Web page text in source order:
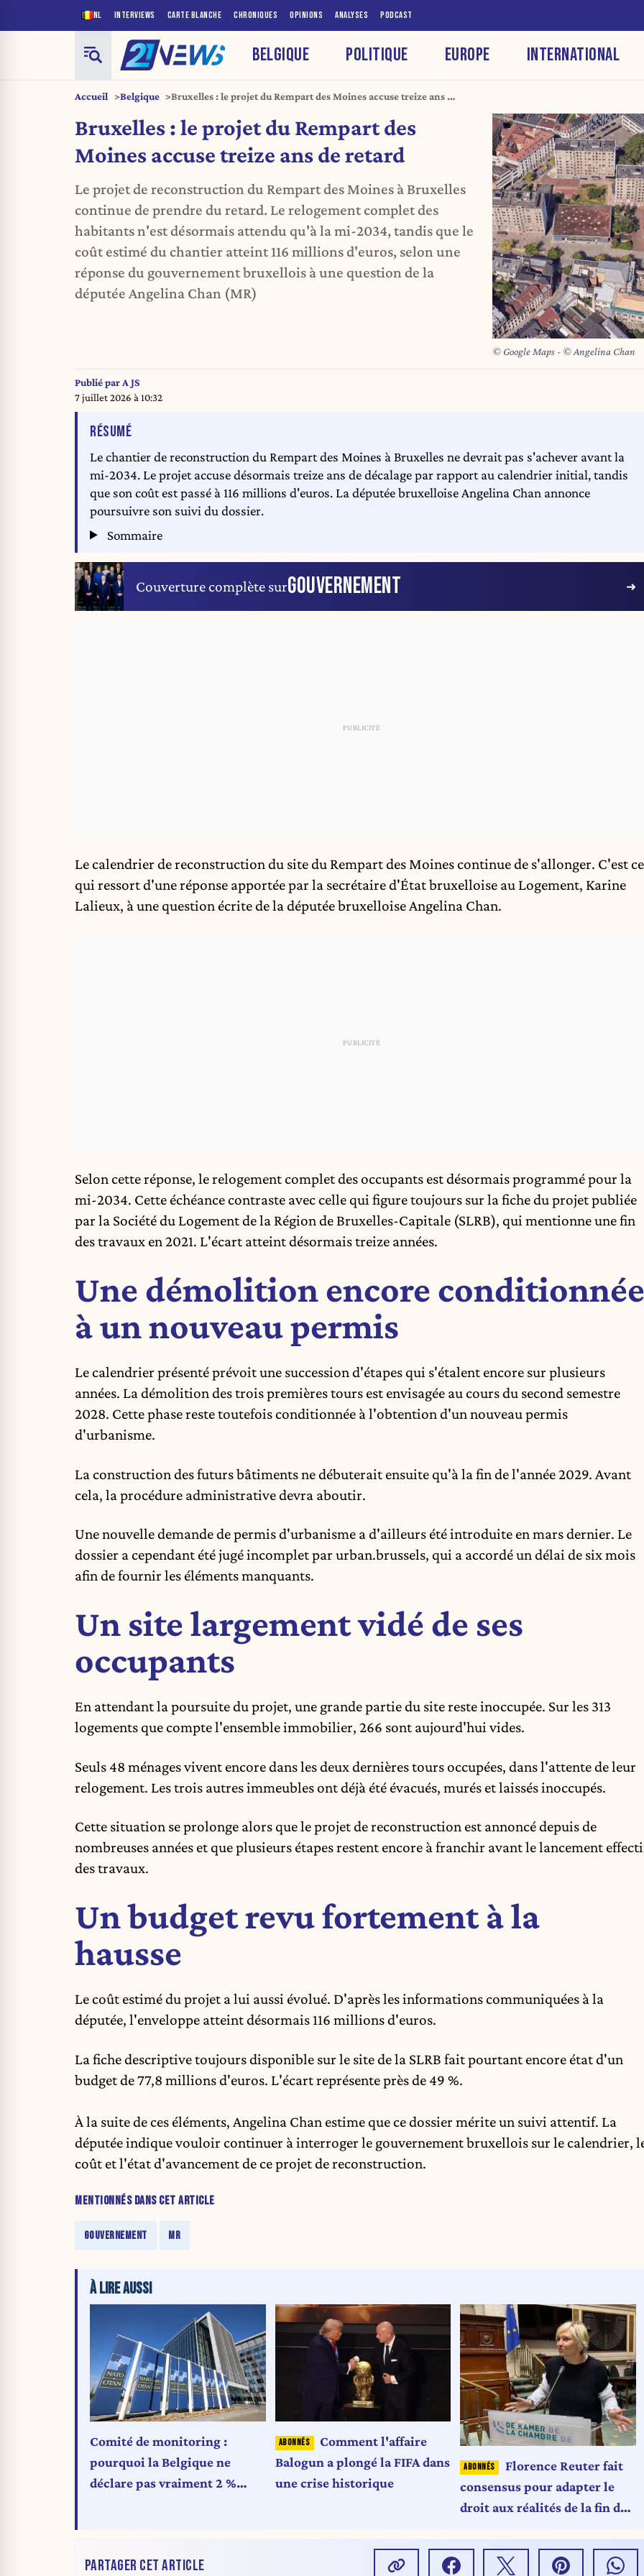
NL INTERVIEWS CARTE BLANCHE CHRONIQUES OPINIONS ANALYSES PODCAST
BELGIQUE POLITIQUE EUROPE INTERNATIONAL
Accueil Belgique
Bruxelles : le projet du Rempart des Moines accuse treize ans de
Bruxelles : le projet du Rempart des
Moines accuse treize ans de retard
Le projet de reconstruction du Rempart des Moines à Bruxelles
continue de prendre du retard. Le relogement complet des
habitants n'est désormais attendu qu'à la mi-2034, tandis que le
coût estimé du chantier atteint 116 millions d'euros, selon une
réponse du gouvernement bruxellois à une question de la
députée Angelina Chan (MR)
© Google Maps - © Angelina Chan
Publié parA JS
7 juillet 2026 à 10:32
RÉSUMÉDE L'ARTICLE
Le chantier de reconstruction du Rempart des Moines à Bruxelles ne devrait pas s'achever avant la
mi-2034. Le projet accuse désormais treize ans de décalage par rapport au calendrier initial, tandis
que son coût est passé à 116 millions d'euros. La députée bruxelloise Angelina Chan annonce
poursuivre son suivi du dossier.
Sommaire
Couverture complète surGOUVERNEMENT
Le calendrier de reconstruction du site du Rempart des Moines continue de s'allonger. C'est ce
qui ressort d'une réponse apportée par la secrétaire d'État bruxelloise au Logement, Karine
Lalieux, à une question écrite de la députée bruxelloise Angelina Chan.
Selon cette réponse, le relogement complet des occupants est désormais programmé pour la
mi-2034. Cette échéance contraste avec celle qui figure toujours sur la fiche du projet publiée
par la Société du Logement de la Région de Bruxelles-Capitale (SLRB), qui mentionne une fin
des travaux en 2021. L'écart atteint désormais treize années.
Une démolition encore conditionnée
à un nouveau permis
Le calendrier présenté prévoit une succession d'étapes qui s'étalent encore sur plusieurs
années. La démolition des trois premières tours est envisagée au cours du second semestre
2028. Cette phase reste toutefois conditionnée à l'obtention d'un nouveau permis
d'urbanisme.
La construction des futurs bâtiments ne débuterait ensuite qu'à la fin de l'année 2029. Avant
cela, la procédure administrative devra aboutir.
Une nouvelle demande de permis d'urbanisme a d'ailleurs été introduite en mars dernier. Le
dossier a cependant été jugé incomplet par urban.brussels, qui a accordé un délai de six mois
afin de fournir les éléments manquants.
Un site largement vidé de ses
occupants
En attendant la poursuite du projet, une grande partie du site reste inoccupée. Sur les 313
logements que compte l'ensemble immobilier, 266 sont aujourd'hui vides.
Seuls 48 ménages vivent encore dans les deux dernières tours occupées, dans l'attente de leur
relogement. Les trois autres immeubles ont déjà été évacués, murés et laissés inoccupés.
Cette situation se prolonge alors que le projet de reconstruction est annoncé depuis de
nombreuses années et que plusieurs étapes restent encore à franchir avant le lancement
des travaux.
Un budget revu fortement à la
hausse
Le coût estimé du projet a lui aussi évolué. D'après les informations communiquées à la
députée, l'enveloppe atteint désormais 116 millions d'euros.
La fiche descriptive toujours disponible sur le site de la SLRB fait pourtant encore état d'un
budget de 77,8 millions d'euros. L'écart représente près de 49 %.
À la suite de ces éléments, Angelina Chanestime que ce dossier mérite un suivi attentif. La
députée indique vouloir continuer à interroger le gouvernement bruxellois sur le calendrier,
coût et l'état d'avancement de ce projet de reconstruction.
MENTIONNÉS DANS CET ARTICLE
GOUVERNEMENT MR
À LIRE AUSSI
Comité de monitoring :
pourquoi la Belgique ne
déclare pas vraiment 2 %
Comment l'affaire
Balogun a plongé la FIFA dans
une crise historique
Florence Reuter fait
consensus pour adapter le
droit aux réalités de la fin de
PARTAGER CET ARTICLE